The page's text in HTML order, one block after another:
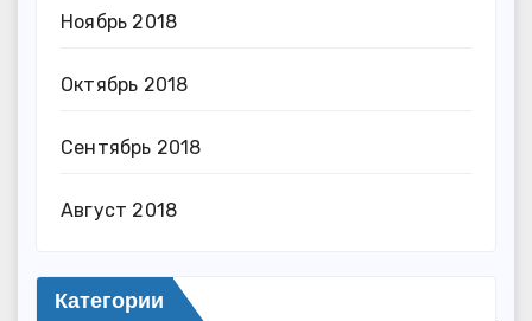
Ноябрь 2018
Октябрь 2018
Сентябрь 2018
Август 2018
Категории